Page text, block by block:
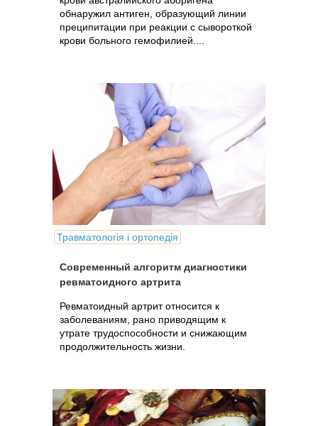
обнаружил антиген, образующий линии
преципитации при реакции с сывороткой
крови больного гемофилией....
Травматологія і ортопедія
Современный алгоритм диагностики
ревматоидного артрита
Ревматоидный артрит относится к
заболеваниям, рано приводящим к
утрате трудоспособности и снижающим
продолжительность жизни.